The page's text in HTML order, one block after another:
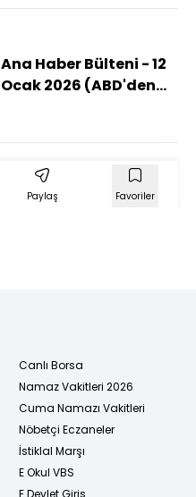
Ana Haber Bülteni - 12
Ocak 2026 (ABD'den
Paylaş Favoriler
Canlı Borsa
Namaz Vakitleri 2026
Cuma Namazı Vakitleri
Nöbetçi Eczaneler
İstiklal Marşı
E Okul VBS
E Devlet Giriş